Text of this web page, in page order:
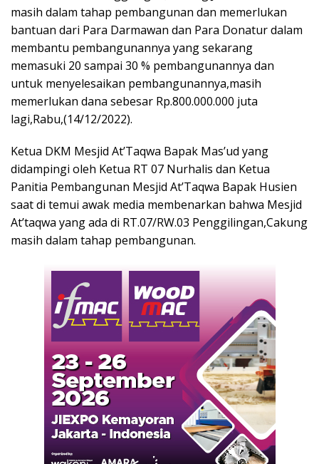
masih dalam tahap pembangunan dan memerlukan
bantuan dari Para Darmawan dan Para Donatur dalam
membantu pembangunannya yang sekarang
memasuki 20 sampai 30 % pembangunannya dan
untuk menyelesaikan pembangunannya,masih
memerlukan dana sebesar Rp.800.000.000 juta
lagi,Rabu,(14/12/2022).
Ketua DKM Mesjid At’Taqwa Bapak Mas’ud yang
didampingi oleh Ketua RT 07 Nurhalis dan Ketua
Panitia Pembangunan Mesjid At’Taqwa Bapak Husien
saat di temui awak media membenarkan bahwa Mesjid
At’taqwa yang ada di RT.07/RW.03 Penggilingan,Cakung
masih dalam tahap pembangunan.